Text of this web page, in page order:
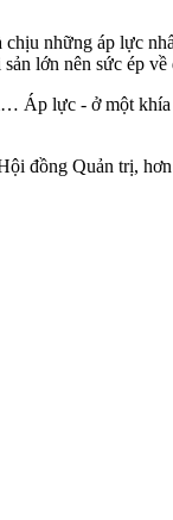
những áp lực
lớn nên sức ép
Áp lực - ở một
đồng Quản trị,